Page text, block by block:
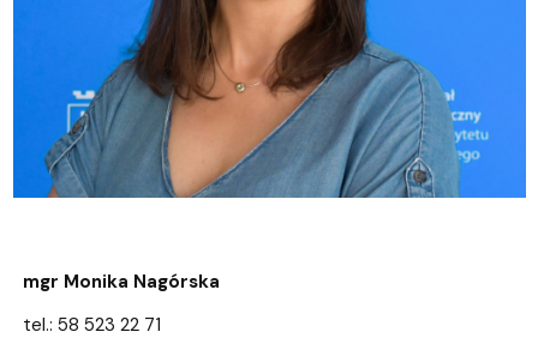
mgr Monika Nagórska
tel.: 58 523 22 71